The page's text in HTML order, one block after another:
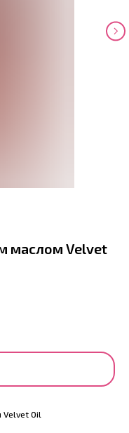
маслом Velvet
Velvet Oil